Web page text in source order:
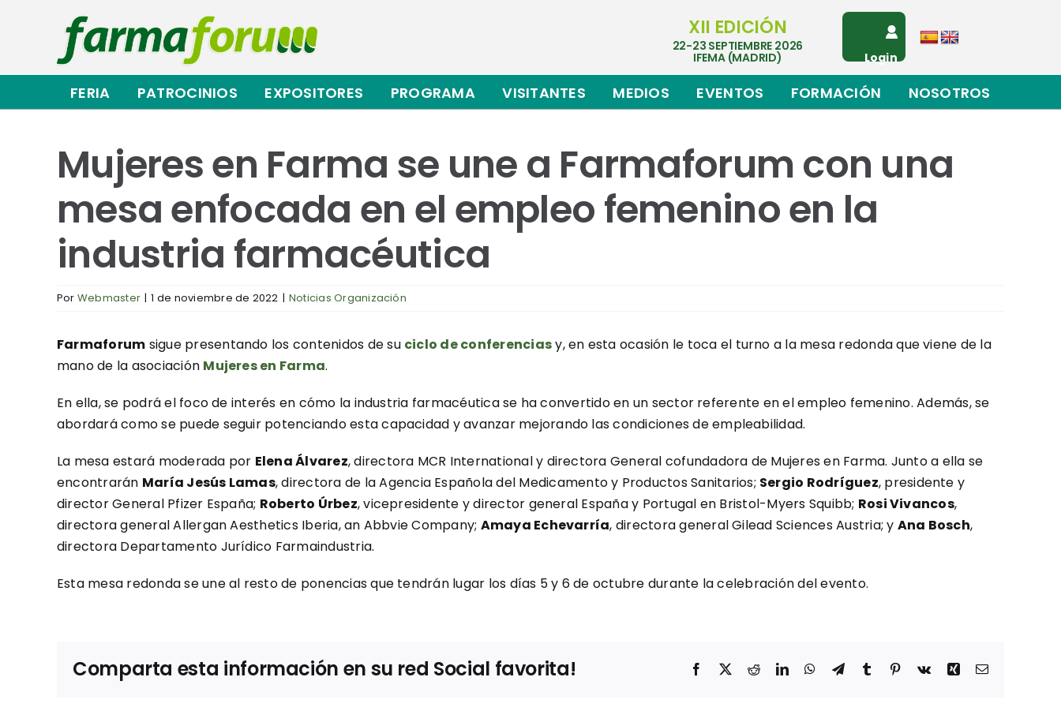
contenido
XII EDICIÓN
22-23 SEPTIEMBRE 2026
IFEMA (MADRID) Login
FERIA PATROCINIOS EXPOSITORES PROGRAMA VISITANTES MEDIOS EVENTOS FORMACIÓN NOSOTROS
Mujeres en Farma se une a Farmaforum con una
mesa enfocada en el empleo femenino en la
industria farmacéutica
Por Webmaster | 1 de noviembre de 2022 | Noticias Organización
Farmaforum sigue presentando los contenidos de su ciclo de conferenciasy, en esta ocasión le toca el turno a la mesa redonda que viene de la
mano de la asociación Mujeres en Farma.
En ella, se podrá el foco de interés en cómo la industria farmacéutica se ha convertido en un sector referente en el empleo femenino. Además, se
abordará como se puede seguir potenciando esta capacidad y avanzar mejorando las condiciones de empleabilidad.
La mesa estará moderada por Elena Álvarez, directora MCR International y directora General cofundadora de Mujeres en Farma. Junto a ella se
encontrarán María Jesús Lamas, directora de la Agencia Española del Medicamento y Productos Sanitarios; Sergio Rodríguez, presidente y
director General Pfizer España; Roberto Úrbez, vicepresidente y director general España y Portugal en Bristol-Myers Squibb; Rosi Vivancos,
directora general Allergan Aesthetics Iberia, an Abbvie Company; Amaya Echevarría, directora general Gilead Sciences Austria; y Ana Bosch,
directora Departamento Jurídico Farmaindustria.
Esta mesa redonda se une al resto de ponencias que tendrán lugar los días 5 y 6 de octubre durante la celebración del evento.
Comparta esta información en su red Social favorita! Facebook
X RedditLinkedInWhatsApp
TelegramTumblr Pinterest
Vk Xing Correo